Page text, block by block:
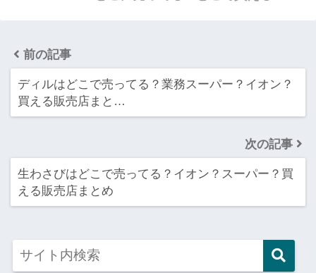
前の記事
ディルはどこで売ってる？業務スーパー？イオン？
買える販売店まと…
次の記事
生わさびはどこで売ってる？イオン？スーパー？買
える販売店まとめ